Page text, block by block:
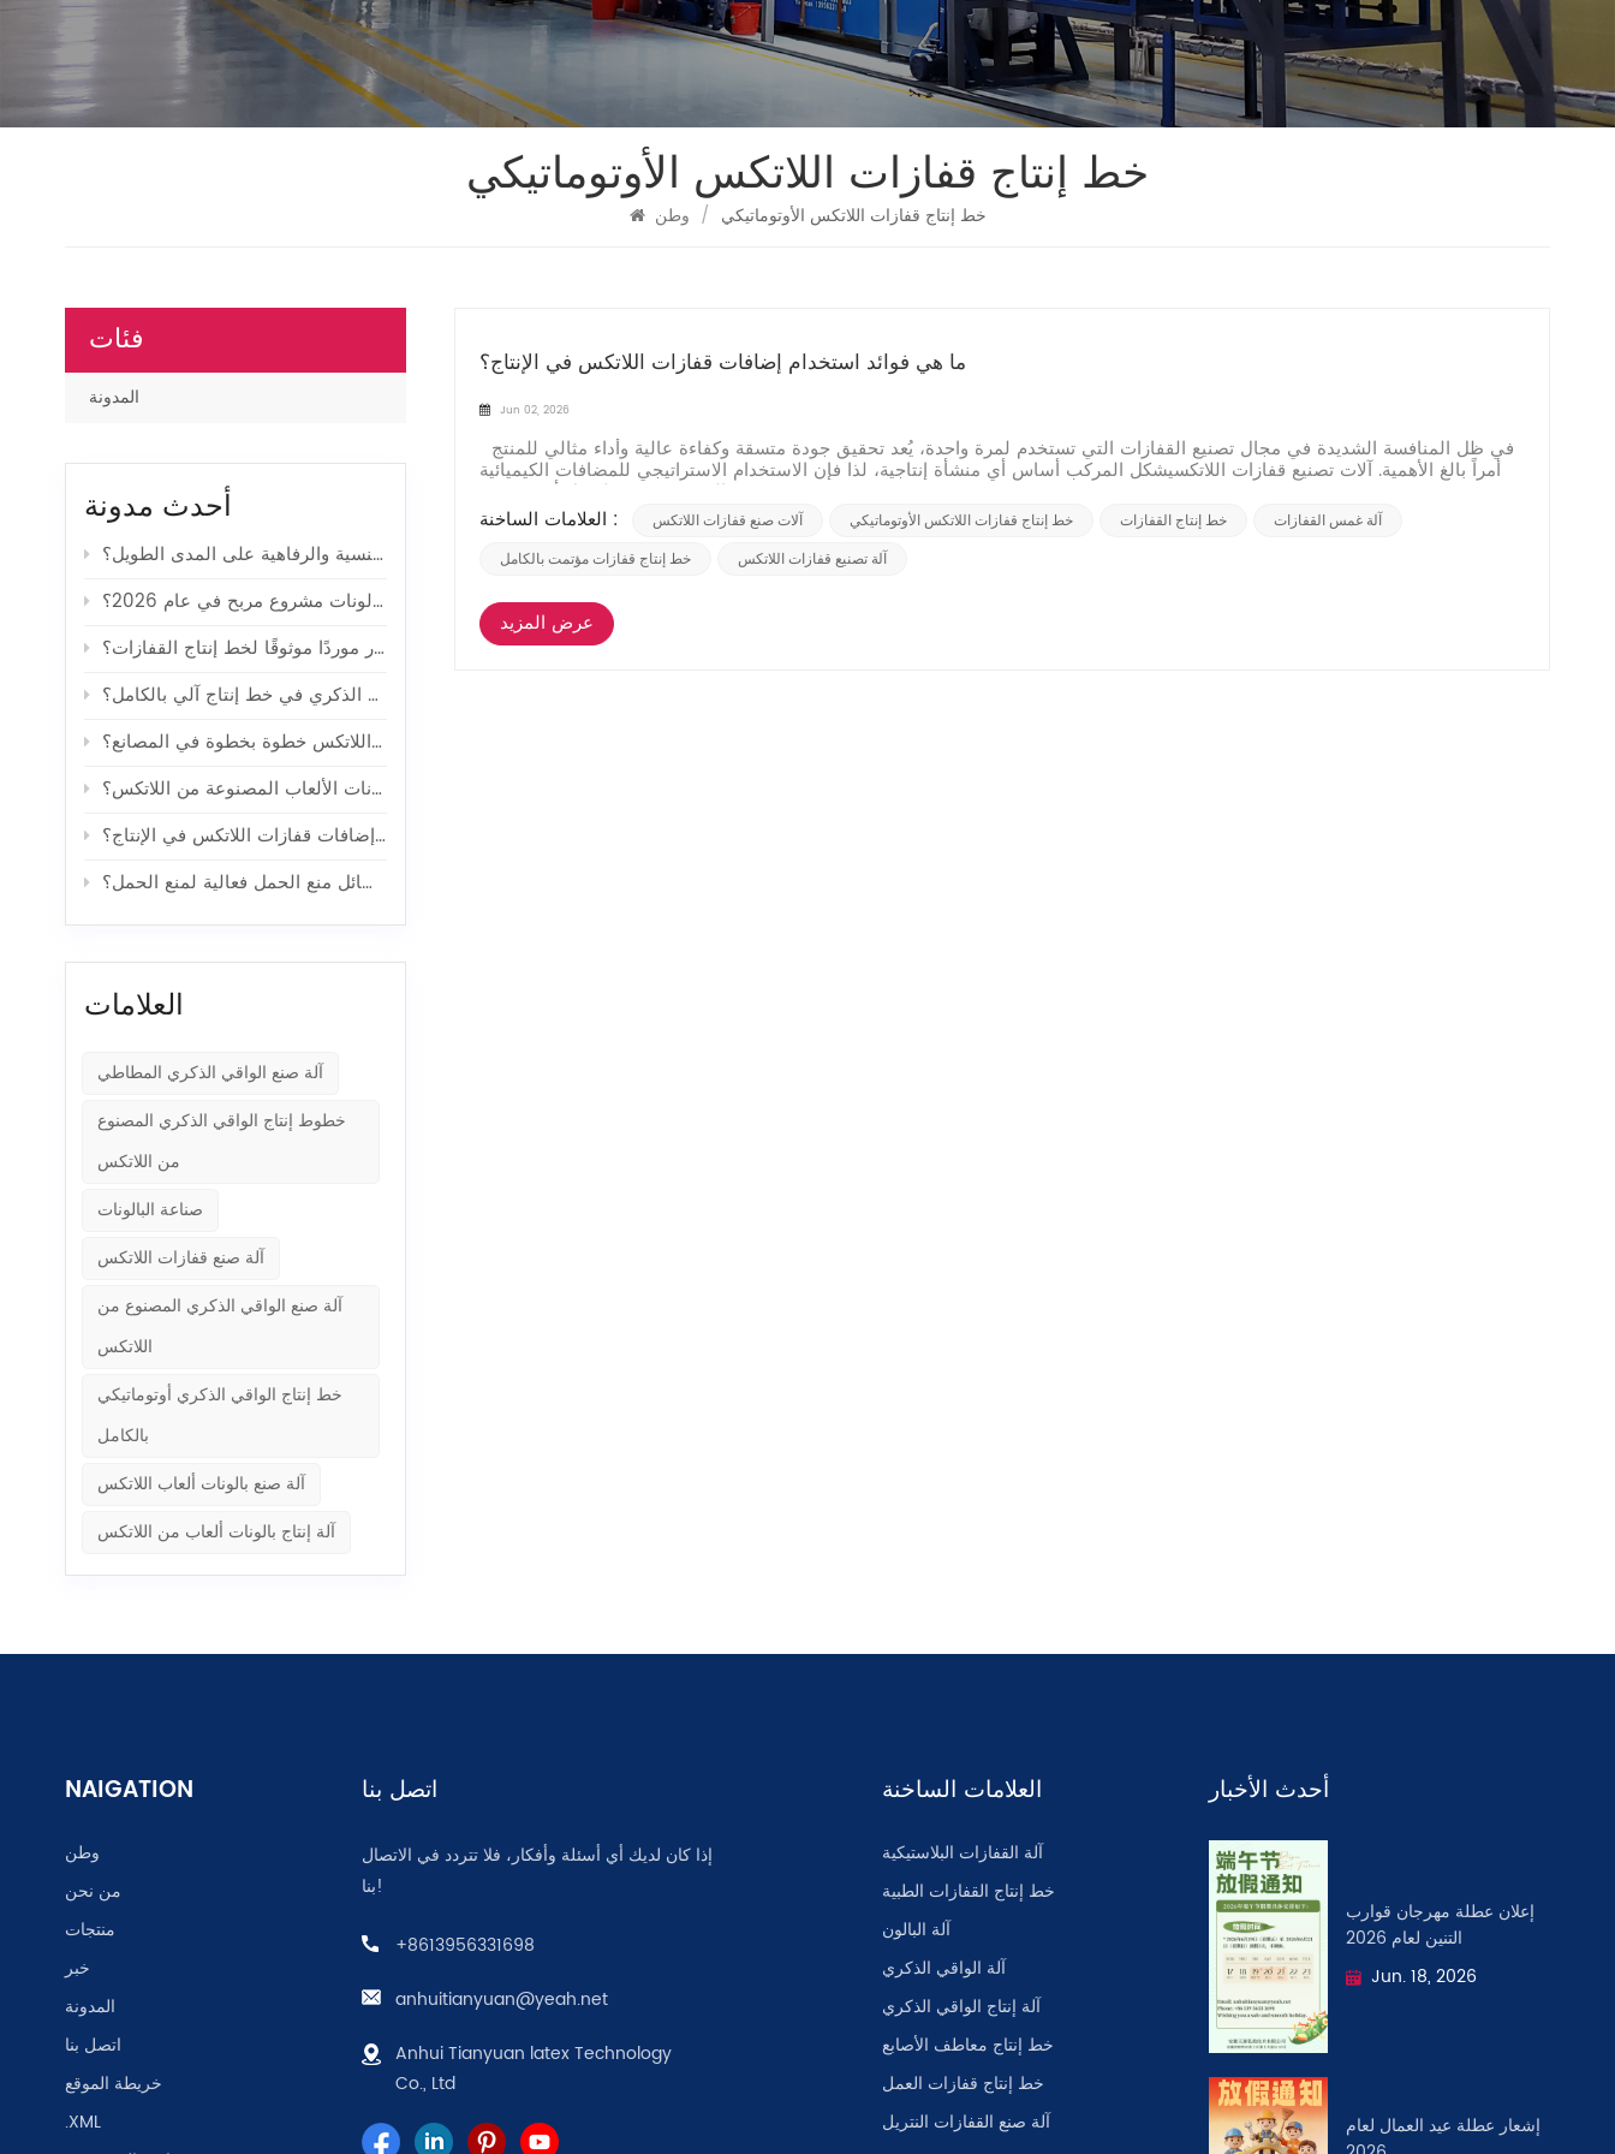
خط إنتاج قفازات اللاتكس الأوتوماتيكي
وطن / خط إنتاج قفازات اللاتكس الأوتوماتيكي
ما هي فوائد استخدام إضافات قفازات اللاتكس في الإنتاج؟
Jun 02, 2026
أمراً بالغ الأهمية. آلات تصنيع قفازات اللاتكسيشكل المركب أساس أي منشأة إنتاجية، لذا فإن الاستخدام الاستراتيجي للمضافات الكيميائية
العلامات الساخنة :
آلات صنع قفازات اللاتكس خط إنتاج قفازات اللاتكس الأوتوماتيكي خط إنتاج القفازات آلة غمس القفازات
خط إنتاج قفازات مؤتمت بالكامل آلة تصنيع قفازات اللاتكس
عرض المزيد
فئات
المدونة
أحدث مدونة
كيف تؤثر وسائل منع الحمل على الصحة الجنسية والرفاهية على المدى الطويل؟
هل صناعة البالونات مشروع مربح في عام 2026؟
كيف تختار موردًا موثوقًا لخط إنتاج القفازات؟
كيف يتم تصنيع الواقي الذكري في خط إنتاج آلي بالكامل؟
كيف تُصنع قفازات اللاتكس خطوة بخطوة في المصانع؟
ما هي التطورات التكنولوجية التي حسّنت من كفاءة إنتاج بالونات الألعاب المصنوعة من اللاتكس؟
ما هي فوائد استخدام إضافات قفازات اللاتكس في الإنتاج؟
ما هي أكثر وسائل منع الحمل فعالية لمنع الحمل؟
العلامات
آلة صنع الواقي الذكري المطاطي
خطوط إنتاج الواقي الذكري المصنوع
من اللاتكس
صناعة البالونات
آلة صنع قفازات اللاتكس
آلة صنع الواقي الذكري المصنوع من
اللاتكس
خط إنتاج الواقي الذكري أوتوماتيكي
بالكامل
آلة صنع بالونات ألعاب اللاتكس
آلة إنتاج بالونات ألعاب من اللاتكس
NAIGATION
وطن
من نحن
منتجات
خبر
المدونة
اتصل بنا
خريطة الموقع
.XML
اتصل بنا
إذا كان لديك أي أسئلة وأفكار، فلا تتردد في الاتصال
بنا!
+8613956331698
anhuitianyuan@yeah.net
Anhui Tianyuan latex Technology
Co., Ltd
العلامات الساخنة
آلة القفازات البلاستيكية
خط إنتاج القفازات الطبية
آلة البالون
آلة الواقي الذكري
آلة إنتاج الواقي الذكري
خط إنتاج معاطف الأصابع
خط إنتاج قفازات العمل
آلة صنع القفازات النتريل
أحدث الأخبار
إعلان عطلة مهرجان قوارب
التنين لعام 2026
Jun. 18, 2026
إشعار عطلة عيد العمال لعام